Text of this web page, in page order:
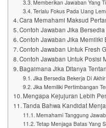
Memberikan Jawaban Yang
Terlalu Fokus Pada Uang
Cara Memahami Maksud
Contoh Jawaban Jika
Contoh Jawaban Jika Memiliki
Contoh Jawaban Untuk Fresh
Contoh Jawaban Untuk Posisi
Bagaimana Jika Ditanya
Jika Bersedia Bekerja Di
Jika Memiliki Pertimbangan
Mengapa Kejujuran Lebih
Tanda Bahwa Kandidat
Memahami Tanggung
Tetap Menjaga Batas Yang